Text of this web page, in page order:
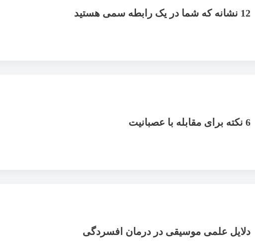
12 نشانه که شما در یک رابطه سمی هستید
6 نکته برای مقابله با عصبانیت
دلایل علمی موسیقی در درمان افسردگی